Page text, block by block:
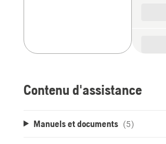
Contenu d'assistance
Manuels et documents (5)